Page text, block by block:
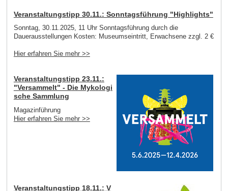
Veranstaltungstipp 30.11.: Sonntagsführung "Highlights"
Sonntag, 30.11.2025, 11 Uhr Sonntagsführung durch die
Dauerausstellungen Kosten: Museumseintritt, Erwachsene zzgl. 2 €
Hier erfahren Sie mehr >>
Veranstaltungstipp 23.11.:
"Versammelt" - Die Mykologi
sche Sammlung
Magazinführung
Hier erfahren Sie mehr >>
Veranstaltungstipp 18.11.: V